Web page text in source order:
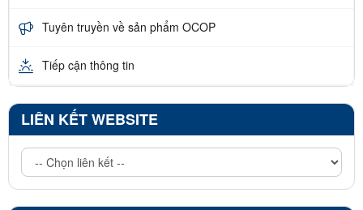
Tuyên truyền về sản phẩm OCOP
Tiếp cận thông tin
LIÊN KẾT WEBSITE